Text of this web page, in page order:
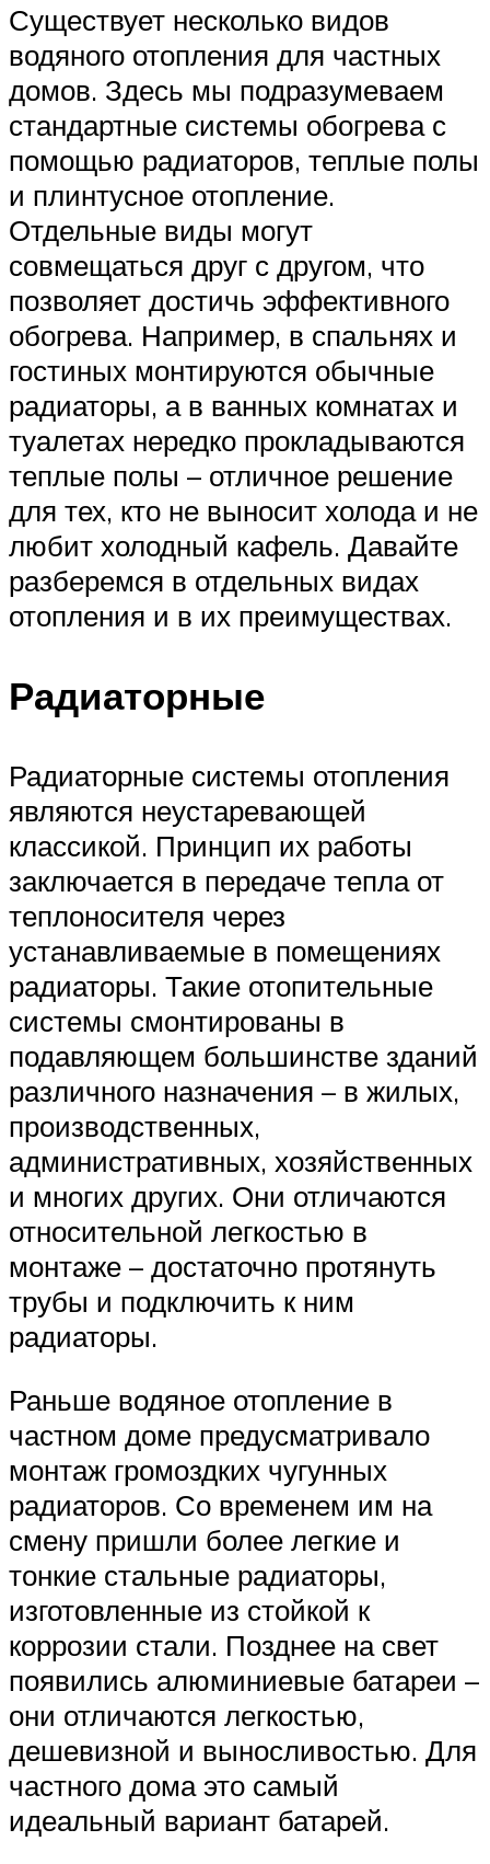
Существует несколько видов
водяного отопления для частных
домов. Здесь мы подразумеваем
стандартные системы обогрева с
помощью радиаторов, теплые полы
и плинтусное отопление.
Отдельные виды могут
совмещаться друг с другом, что
позволяет достичь эффективного
обогрева. Например, в спальнях и
гостиных монтируются обычные
радиаторы, а в ванных комнатах и
туалетах нередко прокладываются
теплые полы – отличное решение
для тех, кто не выносит холода и не
любит холодный кафель. Давайте
разберемся в отдельных видах
отопления и в их преимуществах.
Радиаторные
Радиаторные системы отопления
являются неустаревающей
классикой. Принцип их работы
заключается в передаче тепла от
теплоносителя через
устанавливаемые в помещениях
радиаторы. Такие отопительные
системы смонтированы в
подавляющем большинстве зданий
различного назначения – в жилых,
производственных,
административных, хозяйственных
и многих других. Они отличаются
относительной легкостью в
монтаже – достаточно протянуть
трубы и подключить к ним
радиаторы.
Раньше водяное отопление в
частном доме предусматривало
монтаж громоздких чугунных
радиаторов. Со временем им на
смену пришли более легкие и
тонкие стальные радиаторы,
изготовленные из стойкой к
коррозии стали. Позднее на свет
появились алюминиевые батареи –
они отличаются легкостью,
дешевизной и выносливостью. Для
частного дома это самый
идеальный вариант батарей.